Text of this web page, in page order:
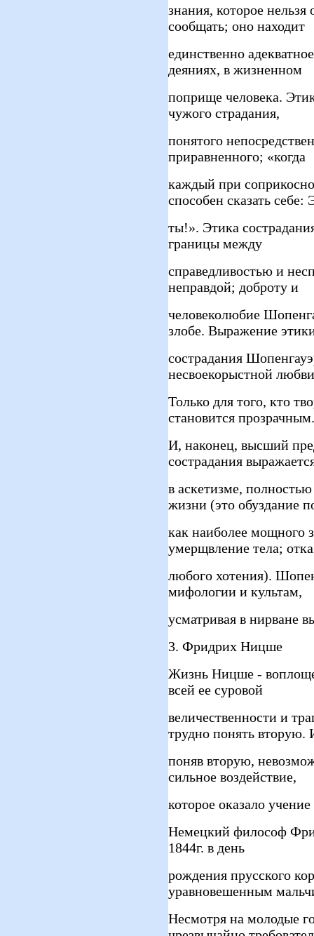
знания, которое
сообщать; оно находит
единственно
деяниях, в жизненном
поприще человека.
чужого страдания,
понятого
приравненного; «когда
каждый при
способен сказать себе:
ты!». Этика
границы между
справедливостью и
неправдой; доброту и
человеколюбие
злобе. Выражение
сострадания
несвоекорыстной
Только для того, кто
становится прозрачным.
И, наконец, высший
сострадания
в аскетизме,
жизни (это обуздание
как наиболее мощного
умерщвление тела;
любого хотения).
мифологии и культам,
усматривая в нирване
3. Фридрих Ницше
Жизнь Ницше -
всей ее суровой
величественности и
трудно понять вторую.
поняв вторую,
сильное воздействие,
которое оказало
Немецкий философ
1844г. в день
рождения прусского
уравновешенным
Несмотря на молодые